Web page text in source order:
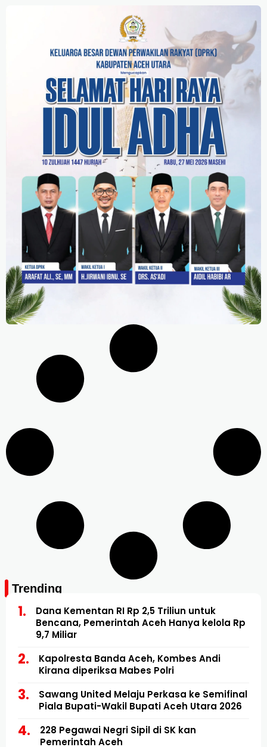
Trending
Dana Kementan RI Rp 2,5 Triliun untuk
Bencana, Pemerintah Aceh Hanya kelola Rp
9,7 Miliar
Kapolresta Banda Aceh, Kombes Andi
Kirana diperiksa Mabes Polri
Sawang United Melaju Perkasa ke Semifinal
Piala Bupati-Wakil Bupati Aceh Utara 2026
228 Pegawai Negri Sipil di SK kan
Pemerintah Aceh